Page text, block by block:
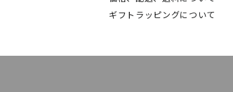
ギフトラッピングについて